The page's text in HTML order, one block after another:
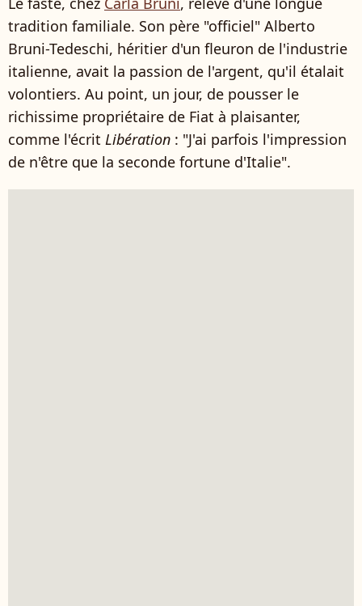
tradition familiale. Son père "officiel" Alberto
Bruni-Tedeschi, héritier d'un fleuron de l'industrie
italienne, avait la passion de l'argent, qu'il étalait
volontiers. Au point, un jour, de pousser le
richissime propriétaire de Fiat à plaisanter,
comme l'écrit Libération : "J'ai parfois l'impression
de n'être que la seconde fortune d'Italie".